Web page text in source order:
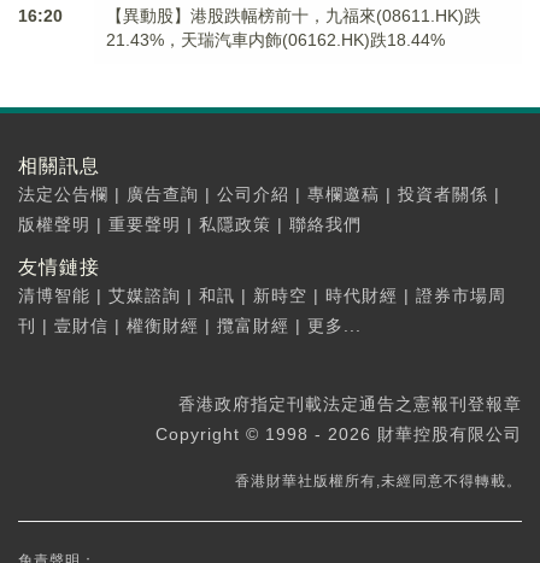
16:20
【異動股】港股跌幅榜前十，九福來(08611.HK)跌
21.43%，天瑞汽車内飾(06162.HK)跌18.44%
相關訊息
法定公告欄 | 廣告查詢 | 公司介紹 | 專欄邀稿 | 投資者關係 |
版權聲明 | 重要聲明 | 私隱政策 | 聯絡我們
友情鏈接
清博智能 | 艾媒諮詢 | 和訊 | 新時空 | 時代財經 | 證券市場周
刊
| 壹財信 | 權衡財經 | 攬富財經 | 更多...
香港政府指定刊載法定通告之憲報刊登報章
Copyright © 1998 - 2026 財華控股有限公司
香港財華社版權所有,未經同意不得轉載。